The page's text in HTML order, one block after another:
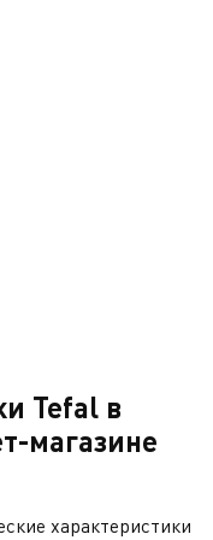
Tefal в
магазине
характеристики